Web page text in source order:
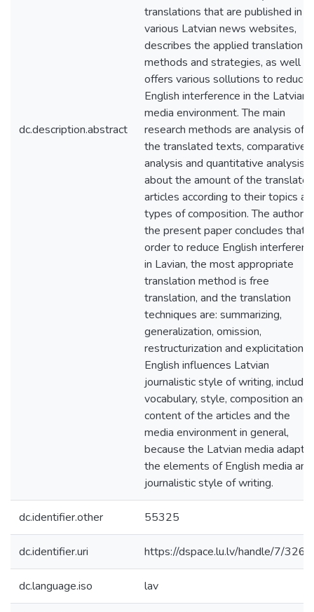
dc.description.abstract
translations that are published in
various Latvian news websites,
describes the applied translation
methods and strategies, as well as
offers various sollutions to reduce
English interference in the Latvian
media environment. The main
research methods are analysis of
the translated texts, comparative
analysis and quantitative analysis
about the amount of the translated
articles according to their topics
types of composition. The author
the present paper concludes that
order to reduce English
in Lavian, the most appropriate
translation method is free
translation, and the translation
techniques are: summarizing,
generalization, omission,
restructurization and explicitation.
English influences Latvian
journalistic style of writing,
vocabulary, style, composition and
content of the articles and the
media environment in general,
because the Latvian media adapts
the elements of English media and
journalistic style of writing.
dc.identifier.other 55325
dc.identifier.uri https://dspace.lu.lv/handle/7/
dc.language.iso lav